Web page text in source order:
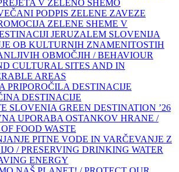
V ZELENO SHEMO
PODPIS ZELENE ZAVEZE
ZELENE SHEME V
JERUZALEM SLOVENIJA
OB KULTURNIH ZNAMENITOSTIH
OBMOČJIH / BEHAVIOUR
CULTURAL SITES AND IN
AREAS
PRIPOROČILA DESTINACIJE
DESTINACIJE
SLOVENIA GREEN DESTINATION ’26
UPORABA OSTANKOV HRANE /
FOOD WASTE
PITNE VODE IN VARČEVANJE Z
/ PRESERVING DRINKING WATER
ENERGY